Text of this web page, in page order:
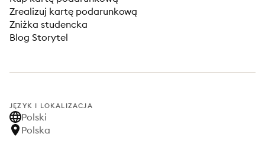
Zrealizuj kartę podarunkową
Zniżka studencka
Blog Storytel
JĘZYK I LOKALIZACJA
Polski
Polska